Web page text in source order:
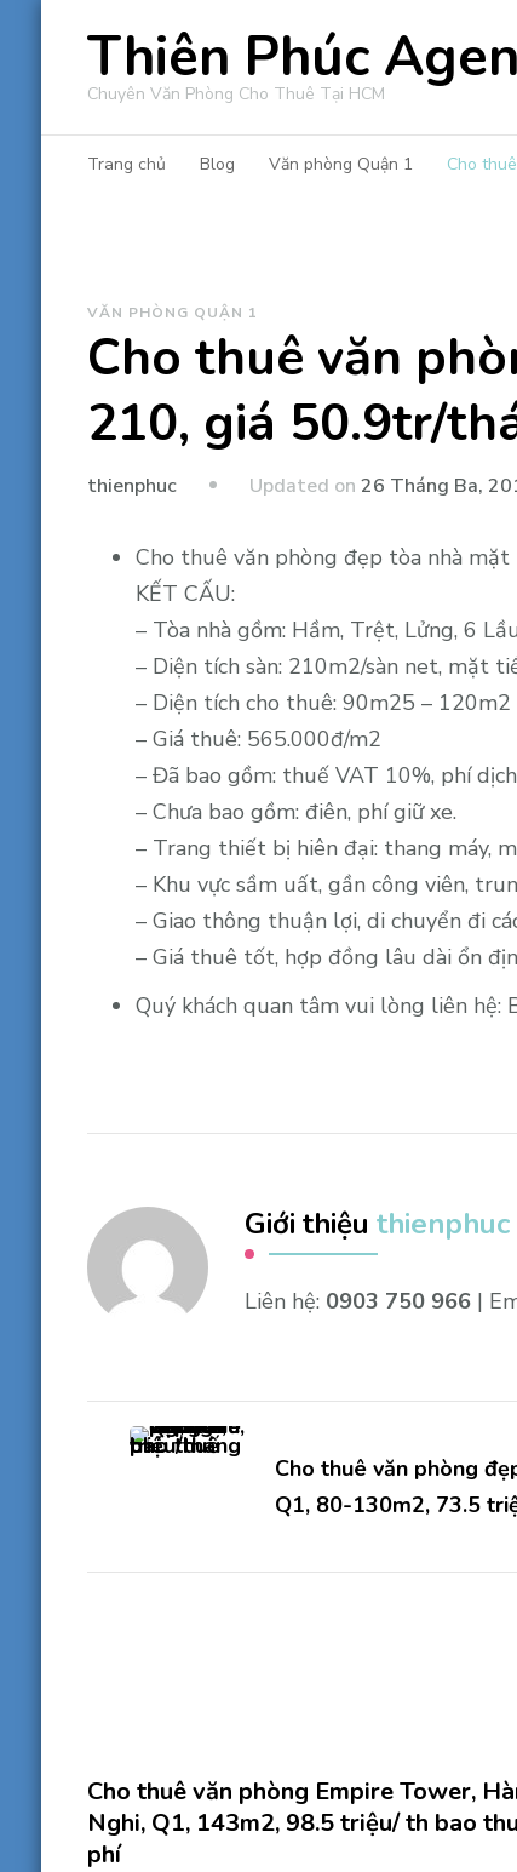
Thiên Phúc
Chuyên Văn Phòng Cho Thuê Tại HCM
Trang chủ Blog Văn phòng Quận 1 Cho
VĂN PHÒNG QUẬN 1
Cho thuê văn
210, giá 50.9tr/
thienphuc Updated on 26 Tháng Ba,
Cho thuê văn phòng đẹp tòa nhà mặt
KẾT CẤU:
– Tòa nhà gồm: Hầm, Trệt, Lửng, 6
– Diện tích sàn: 210m2/sàn net, mặt
– Diện tích cho thuê: 90m25 –
– Giá thuê: 565.000đ/m2
– Đã bao gồm: thuế VAT 10%, phí
– Chưa bao gồm: điên, phí giữ xe.
– Trang thiết bị hiên đại: thang máy,
– Khu vực sầm uất, gần công viên,
– Giao thông thuận lợi, di chuyển đi
– Giá thuê tốt, hợp đồng lâu dài ổn
Quý khách quan tâm vui lòng liên
Giới thiệu thienphuc
Liên hệ: 0903 750 966|
Điều
hướng
viết
Cho thuê văn phòng
Q1, 80-130m2, 73.5
Cho thuê văn phòng Empire Tower,
Nghi, Q1, 143m2, 98.5 triệu/ th bao
phí